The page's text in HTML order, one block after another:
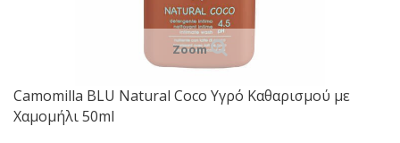
Zoom
Camomilla BLU Natural Coco Υγρό Καθαρισμού με
Χαμομήλι 50ml